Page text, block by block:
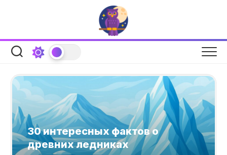
30 интересных фактов о
древних ледниках